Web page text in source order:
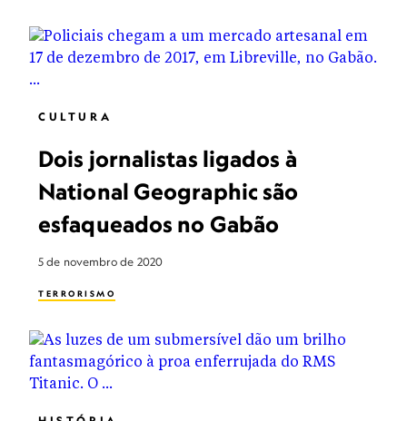
INOVAÇÃO
ENERGIA RENOVÁVEL
CULTURA
Dois jornalistas ligados à
National Geographic são
esfaqueados no Gabão
5 de novembro de 2020
TERRORISMO